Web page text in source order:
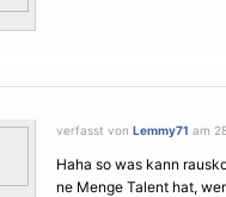
verfasst von Lemmy71 am
Haha so was kann
ne Menge Talent hat,